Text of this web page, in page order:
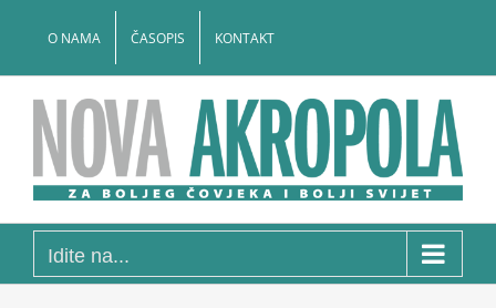
O NAMA ČASOPIS KONTAKT
Idite na...